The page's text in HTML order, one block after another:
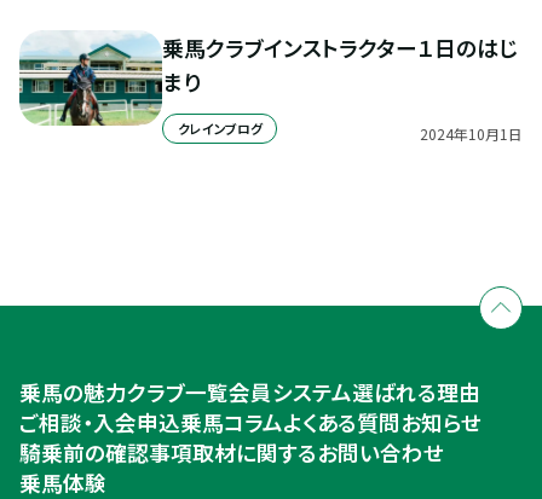
乗馬クラブインストラクター１日のはじ
まり
クレインブログ 2024年10月1 日
入会のご相談・申込
ご相談・入会申込
乗馬の魅力クラブ一覧会員システム選ばれる理由
ご相談・入会申込乗馬コラムよくある質問お知らせ
騎乗前の確認事項取材に関するお問い合わせ
乗馬体験